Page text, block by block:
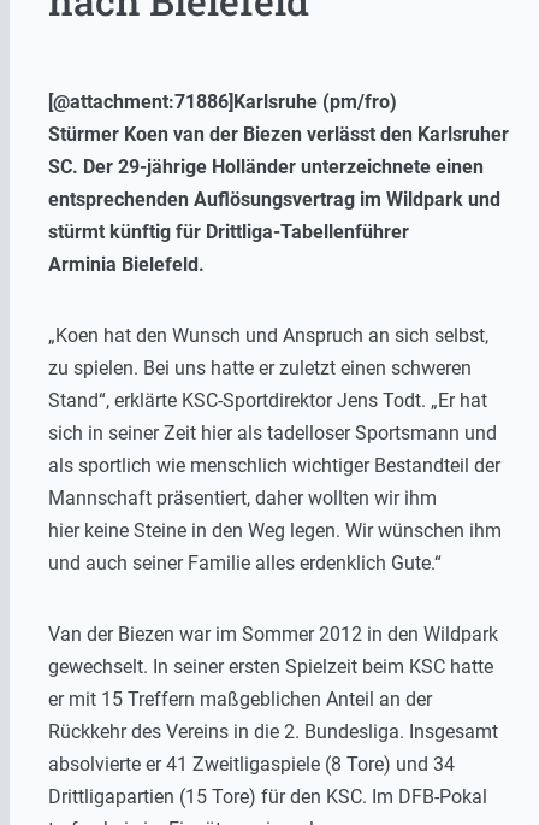
[@attachment:71886]Karlsruhe (pm/fro)
Stürmer Koen van der Biezen verlässt den Karlsruher
SC. Der 29-jährige Holländer unterzeichnete einen
entsprechenden Auflösungsvertrag im Wildpark und
stürmt künftig für Drittliga-Tabellenführer
Arminia Bielefeld.
„Koen hat den Wunsch und Anspruch an sich selbst,
zu spielen. Bei uns hatte erzuletzt einen schweren
Stand“, erklärte KSC-Sportdirektor Jens Todt. „Er hat
sich in seiner Zeit hier als tadelloser Sportsmann und
als sportlich wie menschlich wichtiger Bestandteil der
Mannschaft präsentiert, daher wollten wir ihm
hier keine Steine in den Weg legen. Wir wünschen ihm
und auch seiner Familie alles erdenklich Gute.“
Van der Biezen war im Sommer 2012 in den Wildpark
gewechselt. In seiner ersten Spielzeit beim KSC hatte
er mit 15 Treffern maßgeblichen Anteil an der
Rückkehr des Vereins in die 2. Bundesliga. Insgesamt
absolvierte er41 Zweitligaspiele (8 Tore) und 34
Drittligapartien (15 Tore) für den KSC. Im DFB-Pokal